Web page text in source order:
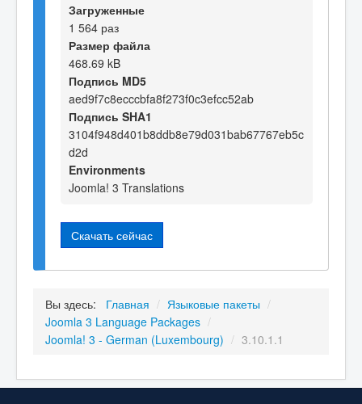
Загруженные
1 564 раз
Размер файла
468.69 kB
Подпись MD5
aed9f7c8ecccbfa8f273f0c3efcc52ab
Подпись SHA1
3104f948d401b8ddb8e79d031bab67767eb5c
d2d
Environments
Joomla! 3 Translations
Скачать сейчас
Вы здесь: Главная / Языковые пакеты /
Joomla 3 Language Packages /
Joomla! 3 - German (Luxembourg) / 3.10.1.1